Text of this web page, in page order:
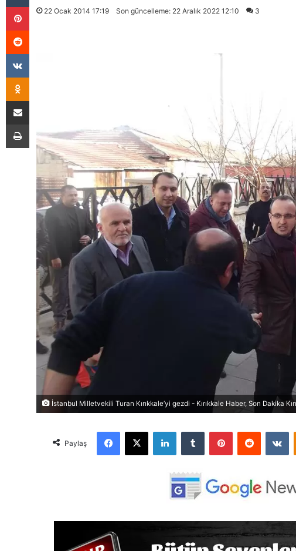
22 Ocak 2014 17:19 Son güncelleme: 22 Aralık 2022 12:10 3
İstanbul Milletvekili Turan Kırıkkale’yi gezdi - Kırıkkale Haber, Son Dakika
Paylaş
Pinterest